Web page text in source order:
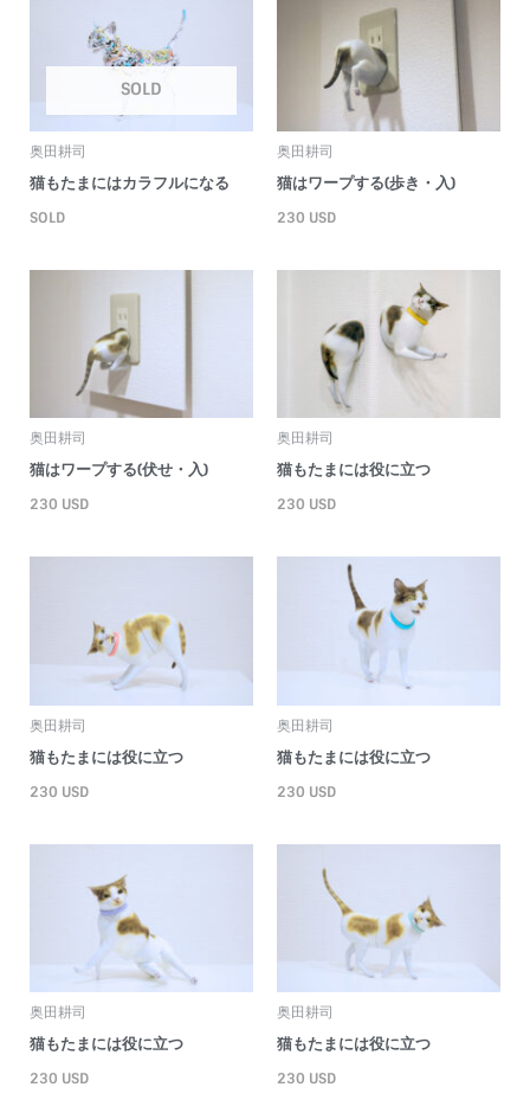
SOLD
奥田耕司
猫もたまにはカラフルになる
SOLD
奥田耕司
猫はワープする(歩き・入)
230 USD
奥田耕司
猫はワープする(伏せ・入)
230 USD
奥田耕司
猫もたまには役に立つ
230 USD
奥田耕司
猫もたまには役に立つ
230 USD
奥田耕司
猫もたまには役に立つ
230 USD
奥田耕司
猫もたまには役に立つ
230 USD
奥田耕司
猫もたまには役に立つ
230 USD